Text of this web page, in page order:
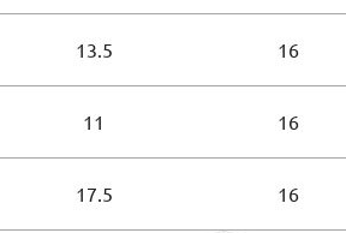
13.5 16
11 16
17.5 16